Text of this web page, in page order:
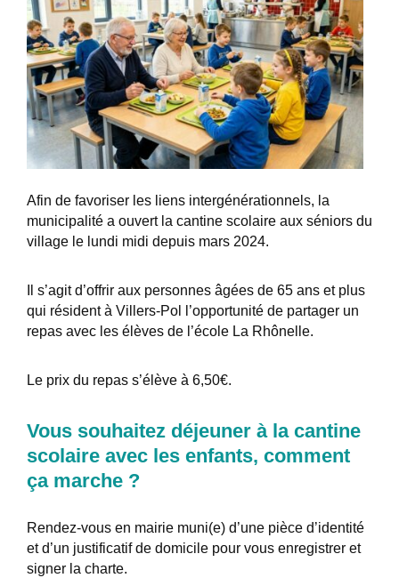
Afin de favoriser les liens intergénérationnels, la
municipalité a ouvert la cantine scolaire aux séniors du
village le lundi midi depuis mars 2024.
Il s’agit d’offrir aux personnes âgées de 65 ans et plus
qui résident à Villers-Pol l’opportunité de partager un
repas avec les élèves de l’école La Rhônelle.
Le prix du repas s’élève à 6,50€.
Vous souhaitez déjeuner à la cantine
scolaire avec les enfants, comment
ça marche ?
Rendez-vous en mairie muni(e) d’une pièce d’identité
et d’un justificatif de domicile pour vous enregistrer et
signer la charte.